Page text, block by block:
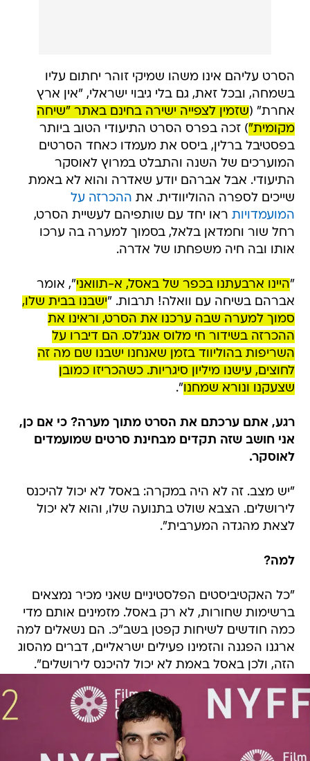
הסרט עליהם אינו משהו שמיקי זוהר יחתום עליו
בשמחה, ובכל זאת, גם בלי גיבוי ישראלי, "אין ארץ
אחרת" (שזמין לצפייה ישירה בחינם באתר "שיחה
מקומית") זכה בפרס הסרט התיעודי הטוב ביותר
בפסטיבל ברלין, ביסס את מעמדו כאחד הסרטים
המוערכים של השנה והתבלט במרוץ לאוסקר
התיעודי. אבל אברהם יודע שאדרה והוא לא באמת
שייכים לספרה ההוליוודית. את ההכרזה על
המועמדויות ראו יחד עם שותפיהם לעשיית הסרט,
רחל שור וחמדאן בלאל, בסמוך למערה בה ערכו
אותו ובה חיה משפחתו של אדרה.
"היינו ארבעתנו בכפר של באסל, א-תוואני", אומר
אברהם בשיחה עם וואלה! תרבות. "ישבנו בבית שלו,
סמוך למערה שבה ערכנו את הסרט, וראינו את
ההכרזה בשידור חי מלוס אנג'לס. הם דיברו על
השריפות בהוליווד בזמן שאנחנו ישבנו שם מה זה
לחוצים, עישנו מיליון סיגריות. כשהכריזו כמובן
שצעקנו ונורא שמחנו".
רגע, אתם ערכתם את הסרט מתוך מערה? כי אם כן,
אני חושב שזה תקדים מבחינת סרטים שמועמדים
לאוסקר.
"יש מצב. זה לא היה במקרה: באסל לא יכול להיכנס
לירושלים. הצבא שולט בתנועה שלו, והוא לא יכול
לצאת מהגדה המערבית".
למה?
"כל האקטיביסטים הפלסטיניים שאני מכיר נמצאים
ברשימות שחורות, לא רק באסל. מזמינים אותם מדי
כמה חודשים לשיחות קפטן בשב"כ. הם נשאלים למה
ארגנו הפגנה והזמינו פעילים ישראליים, דברים מהסוג
הזה, ולכן באסל באמת לא יכול להיכנס לירושלים".